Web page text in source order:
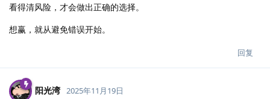
看得清风险，才会做出正确的选择。
想赢，就从避免错误开始。
回复
阳光湾 2025年11月19日